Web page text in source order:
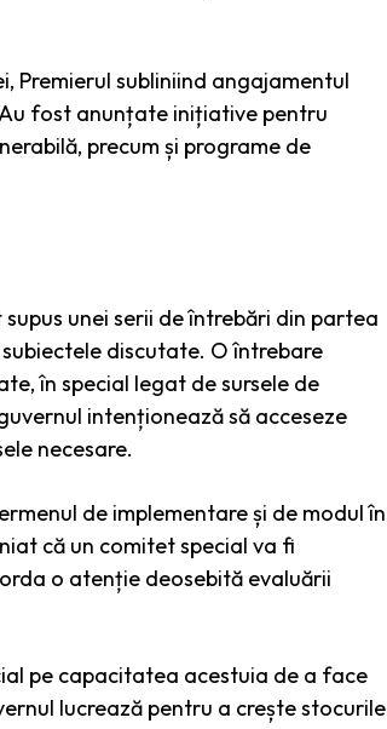
Premierul subliniind angajamentul
fost anunțate inițiative pentru
precum și programe de
unei serii de întrebări din partea
discutate. O întrebare
în special legat de sursele de
intenționează să acceseze
necesare.
de implementare și de modul în
că un comitet special va fi
o atenție deosebită evaluării
pe capacitatea acestuia de a face
lucrează pentru a crește stocurile